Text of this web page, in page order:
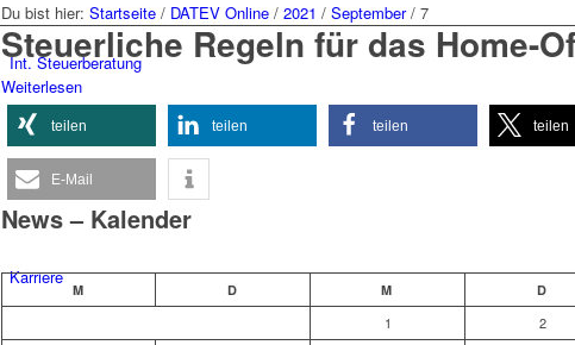
Int. Steuerberatung
Historie
Karriere
Du bist hier: Startseite / DATEV Online / 2021 / September / 7
Steuerliche Regeln für das Home-
Weiterlesen
teilen teilen teilen teilen
E-Mail
News – Kalender
M D M D
1 2